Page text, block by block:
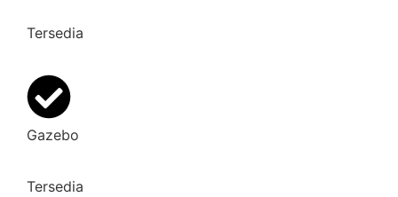
Tersedia
Gazebo
Tersedia